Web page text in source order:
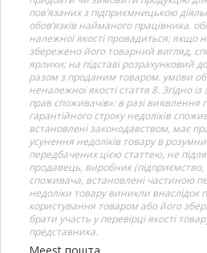
пов’язаних з підприємницькою
обов’язків найманого працівника.
належної якості провадиться: якщо
збережено його товарний вигляд,
ярлики; на підставі розрахунковий
разом з проданим товаром. умови
неналежної якості стаття 8. Згідно
прав споживачів»: в разі виявлення
гарантійного строку недоліків
встановлені законодавством, має
усунення недоліків товару в
передбачених цією статтею, не
продавець, виробник
споживача, встановлені частиною
недоліки товару виникли
користування товаром або його
брати участь у перевірці якості
представника.
Meest пошта